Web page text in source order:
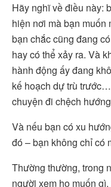
Hãy nghĩ về điều này:
hiện nơi mà bạn muốn
bạn chắc cũng đang
hay có thể xảy ra. Và
hành động ấy đang
kế hoạch dự trù
chuyện đi chệch
Và nếu bạn có xu
đó – bạn không chỉ có
Thường thường, trong
người xem họ muốn